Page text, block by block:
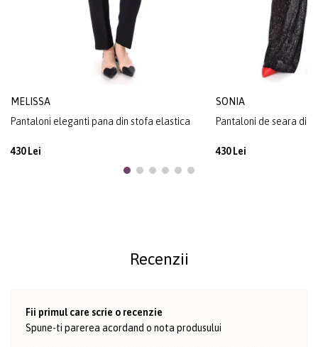
MELISSA
Pantaloni eleganti pana din stofa elastica
430 Lei
SONIA
Pantaloni de seara din
430 Lei
Recenzii
Fii primul care scrie o recenzie
Spune-ti parerea acordand o nota produsului